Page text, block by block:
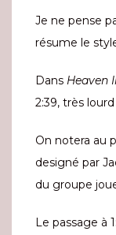
Je ne pense
résume le
Dans Heaven
2:39, très
On notera au
designé par
du groupe
Le passage à